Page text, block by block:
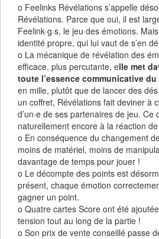
o Feelinks Révélations s’appelle
Révélations. Parce que oui, il est
Feelink·g·s, le jeu des émotions.
identité propre, qui lui vaut de s’en
o La mécanique de révélation des
efficace, plus percutante, elle met
toute l’essence communicative du
en mille, plutôt que de lancer des
un coffret, Révélations fait deviner à
d’un·e de ses partenaires de jeu. Ce
naturellement encore à la réaction de
o En conséquence du changement
moins de matériel, moins de
davantage de temps pour jouer !
o Le décompte des points est
présent, chaque émotion
gagner un point.
o Quatre cartes Score ont été
tension tout au long de la partie !
o Son prix de vente conseillé passe